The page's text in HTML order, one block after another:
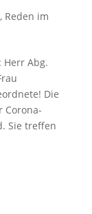
, Reden im
Herr Abg.
Die
Corona-
Sie treffen